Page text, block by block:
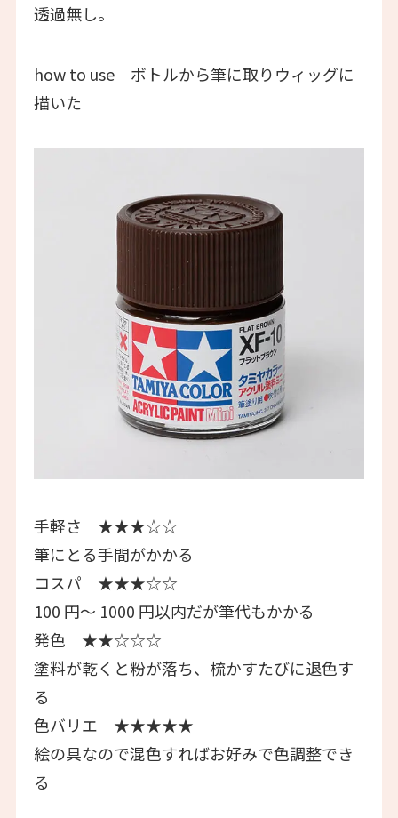
透過無し。
how to use ボトルから筆に取りウィッグに
描いた
手軽さ ★★★☆☆
筆にとる手間がかかる
コスパ ★★★☆☆
100 円〜 1000 円以内だが筆代もかかる
発色 ★★☆☆☆
塗料が乾くと粉が落ち、梳かすたびに退色す
る
色バリエ ★★★★★
絵の具なので混色すればお好みで色調整でき
る